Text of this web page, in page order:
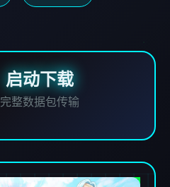
启动下载
完整数据包传输